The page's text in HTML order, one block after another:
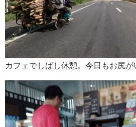
カフェでしばし休憩。今日もお尻が